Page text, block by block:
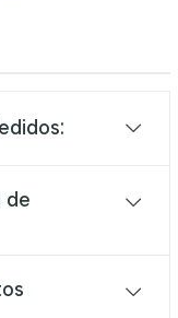
de